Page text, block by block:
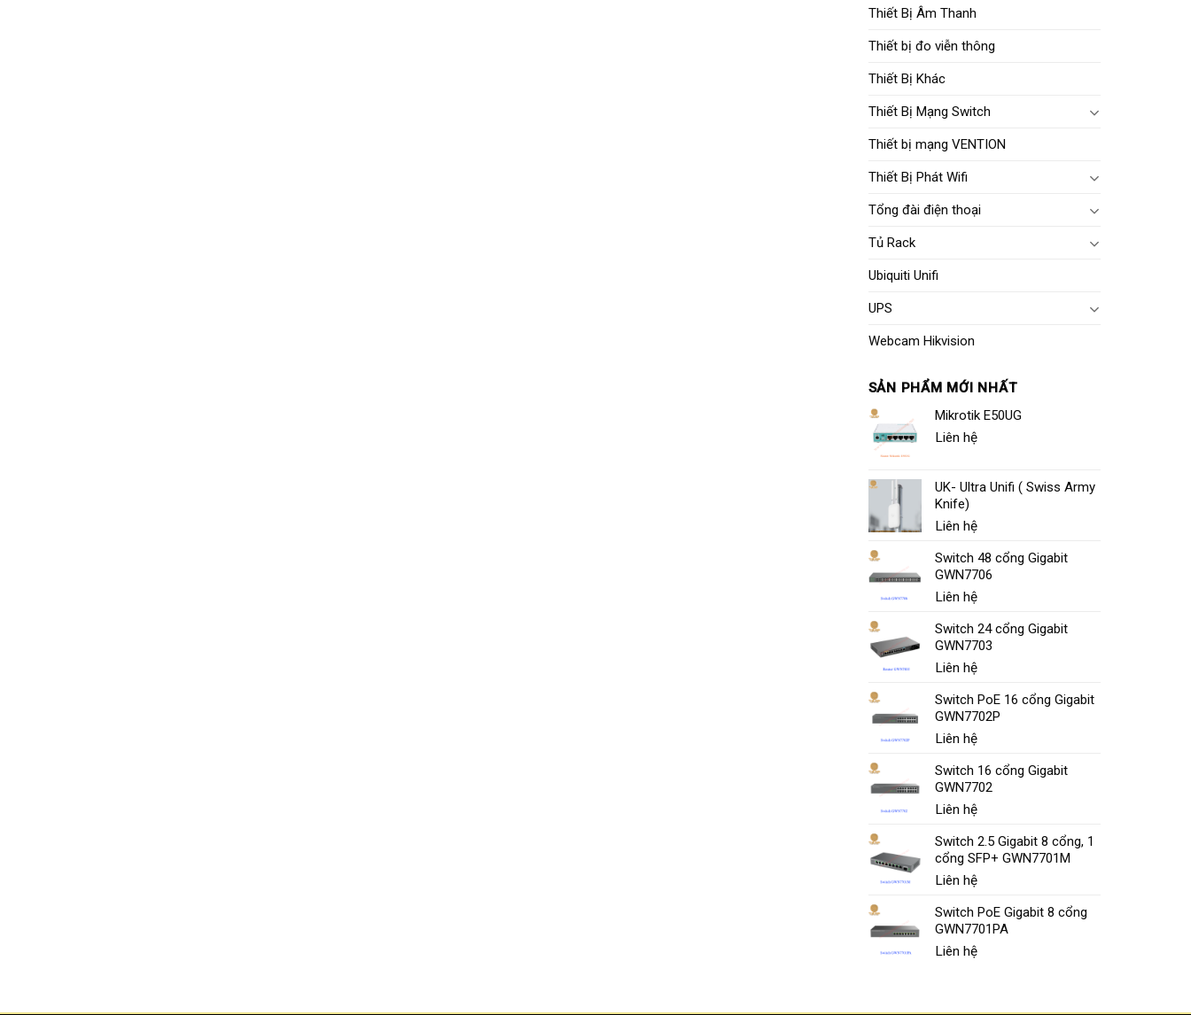
Thiết Bị Âm Thanh
Thiết bị đo viễn thông
Thiết Bị Khác
Thiết Bị Mạng Switch
Thiết bị mạng VENTION
Thiết Bị Phát Wifi
Tổng đài điện thoại
Tủ Rack
Ubiquiti Unifi
UPS
Webcam Hikvision
SẢN PHẨM MỚI NHẤT
Mikrotik E50UG
Liên hệ
UK- Ultra Unifi ( Swiss Army
Knife)
Liên hệ
Switch 48 cổng Gigabit
GWN7706
Liên hệ
Switch 24 cổng Gigabit
GWN7703
Liên hệ
Switch PoE 16 cổng Gigabit
GWN7702P
Liên hệ
Switch 16 cổng Gigabit
GWN7702
Liên hệ
Switch 2.5 Gigabit 8 cổng, 1
cổng SFP+ GWN7701M
Liên hệ
Switch PoE Gigabit 8 cổng
GWN7701PA
Liên hệ